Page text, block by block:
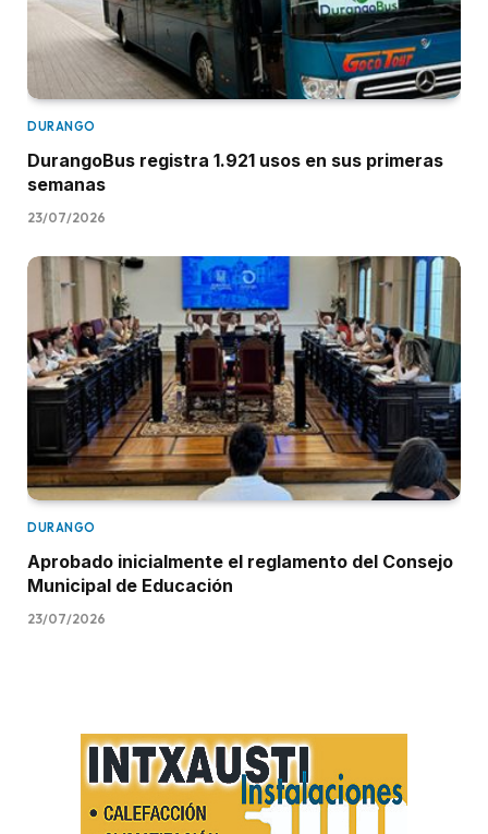
DURANGO
DurangoBus registra 1.921 usos en sus primeras
semanas
23/07/2026
DURANGO
Aprobado inicialmente el reglamento del Consejo
Municipal de Educación
23/07/2026